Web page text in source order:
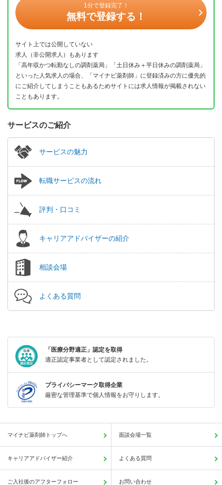
1分で登録完了！
無料で登録する！
サイト上では公開していない
求人（非公開求人）もあります
「高年収かつ転勤なしの調剤薬局」「土日休み＋平日休みの調剤薬局」
といった人気求人の場合、「マイナビ薬剤師」に登録済みの方に優先的
にご紹介してしまうこともあるためサイトには求人情報が掲載されない
こともあります。
サービスのご紹介
サービスの魅力
転職サービスの流れ
評判・口コミ
キャリアアドバイザーの紹介
相談会場
よくある質問
「医療分野適正」認定を取得
適正認定事業者として認定されました。
プライバシーマーク取得企業
厳密な管理基準で個人情報をお守りします。
マイナビ薬剤師トップへ 面談会場一覧
キャリアアドバイザー紹介 よくある質問
ご入社後のアフターフォロー お問い合わせ